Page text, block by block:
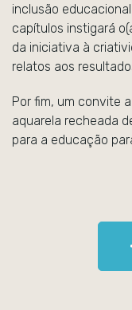
inclusão
capítulos instigará
da iniciativa à
relatos aos
Por fim, um convite
aquarela recheada
para a educação